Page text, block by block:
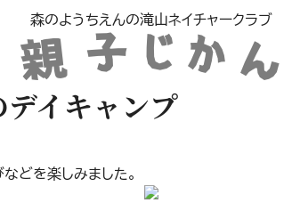
森のようちえんの滝山ネイチャークラブ
イキャンプ
どを楽しみました。